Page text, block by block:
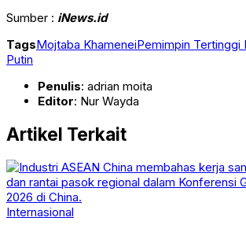
Sumber : iNews.id
TagsMojtaba KhameneiPemimpin Tertinggi
Putin
Penulis: adrian moita
Editor: Nur Wayda
Artikel Terkait
Internasional